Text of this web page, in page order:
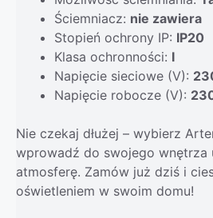
Ściemniacz: nie zawiera
Stopień ochrony IP: IP20
Klasa ochronności: I
Napięcie sieciowe (V):
Napięcie robocze (V):
Nie czekaj dłużej – wybierz
wprowadź do swojego wnętrza
atmosferę. Zamów już dziś i
oświetleniem w swoim domu!